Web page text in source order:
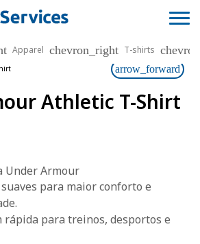
Apparel chevron_right T-shirts
arrow_forward
Athletic T-Shirt
Under Armour
para maior conforto e
rápida para treinos, desportos e